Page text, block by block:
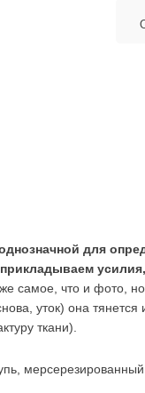
для
самое, что и фото,
уток) она
ткани).